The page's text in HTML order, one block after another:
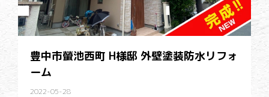
豊中市螢池西町 H様邸 外壁塗装防水リフォ
ーム
2022-05-28